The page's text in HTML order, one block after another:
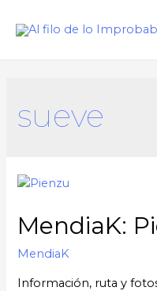
sueve
MendiaK:
MendiaK
Información, ruta y